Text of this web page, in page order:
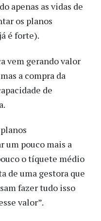
apenas as vidas de
os planos
é forte).
vem gerando valor
a compra da
de
um pouco mais a
o tíquete médio
de uma gestora que
fazer tudo isso
valor”.